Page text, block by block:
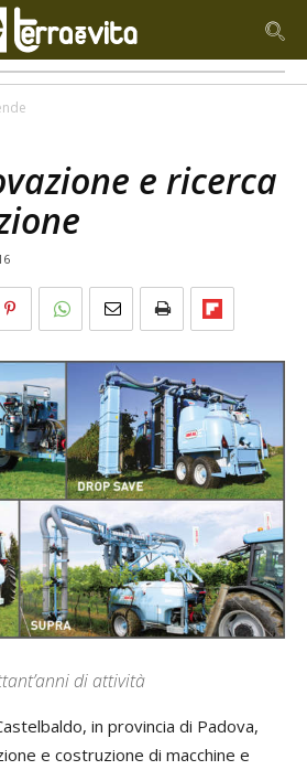
e ricerca
di attività
in provincia di Padova,
e costruzione di macchine e